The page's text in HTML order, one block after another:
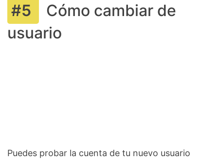
Cómo cambiar de
usuario
Puedes probar la cuenta de tu nuevo usuario